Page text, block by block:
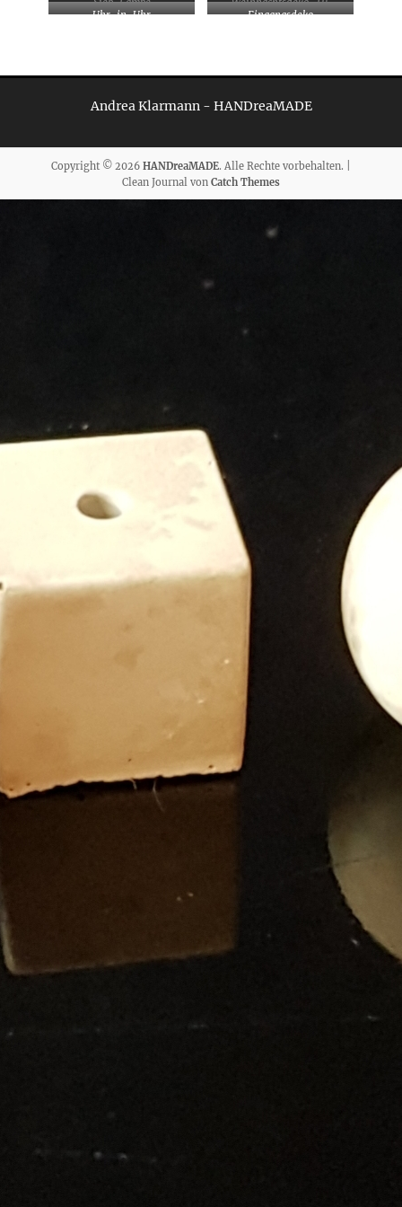
Sieb-Lampe
Weihnachtsdeko „Hl.
Uhr-in-Uhr Eingangsdeko
Andrea Klarmann - HANDreaMADE
Copyright © 2026 HANDreaMADE. Alle Rechte vorbehalten. |
Clean Journal von Catch Themes